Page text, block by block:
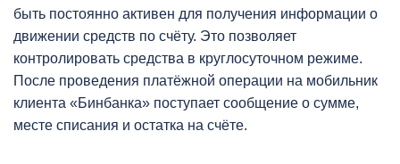
быть постоянно активен для получения информации о
движении средств по счёту. Это позволяет
контролировать средства в круглосуточном режиме.
После проведения платёжной операции на мобильник
клиента «Бинбанка» поступает сообщение о сумме,
месте списания и остатка на счёте.